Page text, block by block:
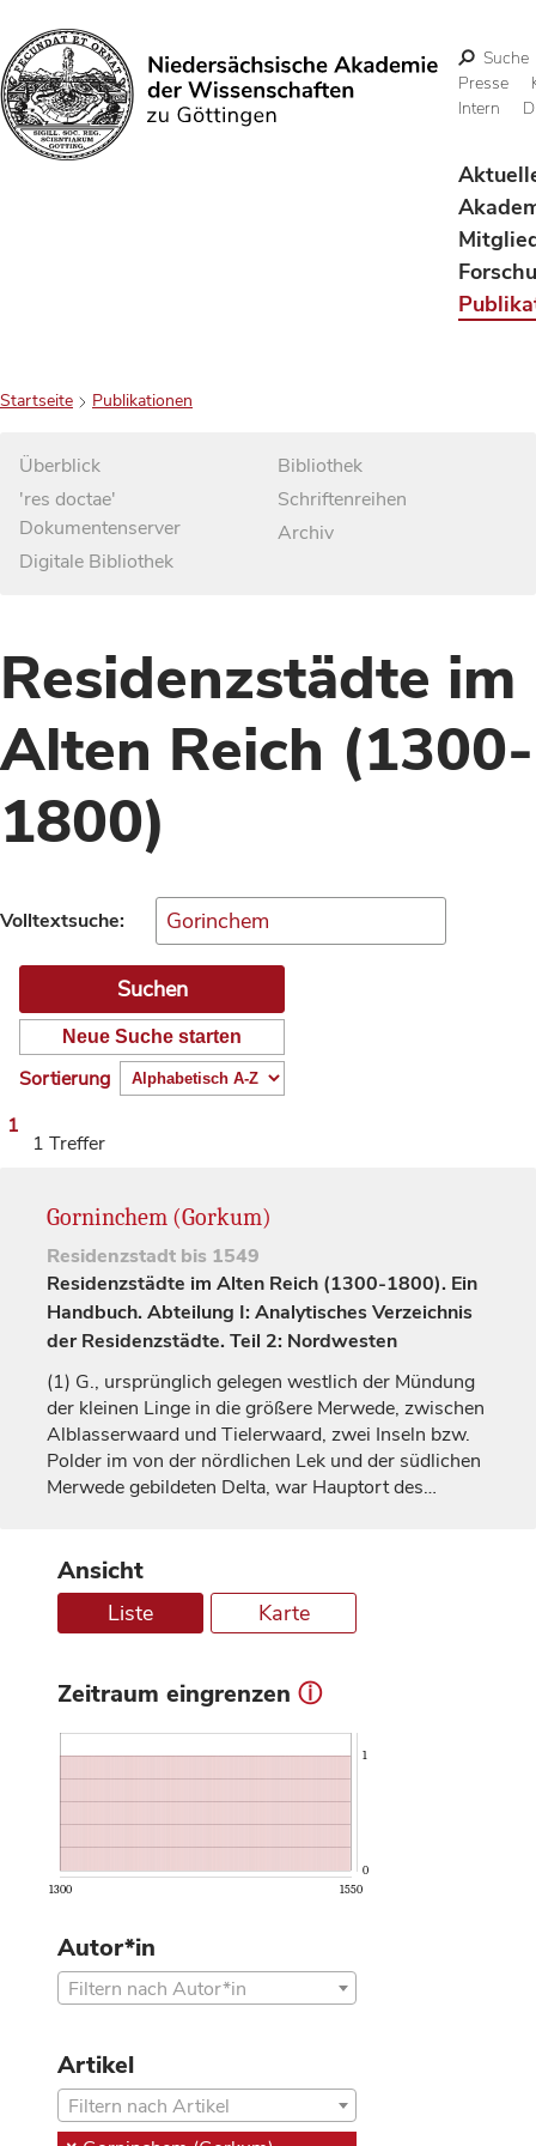
Suchen
Suche
Presse
Intern
Startseite Publikationen
Überblick
'res doctae'
Dokumentenserver
Digitale Bibliothek
Bibliothek
Schriftenreihen
Archiv
Residenzstädte im
Alten Reich (1300-
1800)
Volltextsuche:
Neue Suche starten
Sortierung
1
1 Treffer
Gorninchem (Gorkum)
Residenzstadt bis 1549
Residenzstädte im Alten Reich (1300-1800). Ein
Handbuch. Abteilung I: Analytisches Verzeichnis
der Residenzstädte. Teil 2: Nordwesten
(1) G., ursprünglich gelegen westlich der Mündung
der kleinen Linge in die größere Merwede, zwischen
Alblasserwaard und Tielerwaard, zwei Inseln bzw.
Polder im von der nördlichen Lek und der südlichen
Merwede gebildeten Delta, war Hauptort des…
Ansicht
Liste Karte
Zeitraum eingrenzen ⓘ
1300 1550
0
1
Autor*in
Filtern nach Autor*in
Artikel
Filtern nach Artikel